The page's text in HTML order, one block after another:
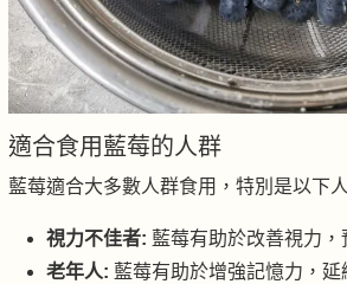
適合食用藍莓的人群
藍莓適合大多數人群食用，特別是以下人
視力不佳者: 藍莓有助於改善視力，
老年人: 藍莓有助於增強記憶力，延